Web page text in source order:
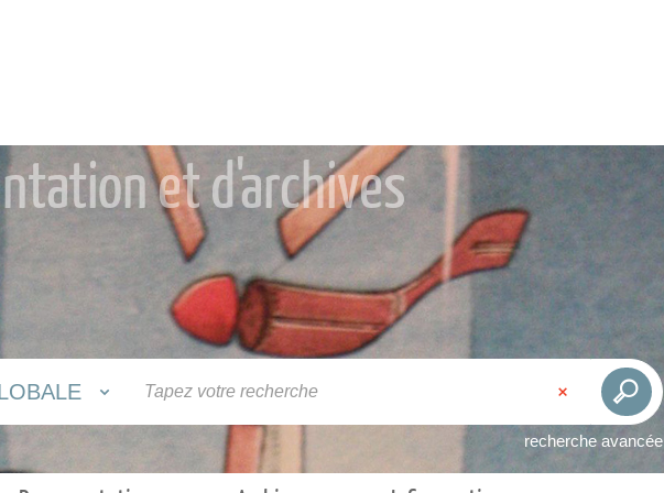
et d'archives
recherche avancée